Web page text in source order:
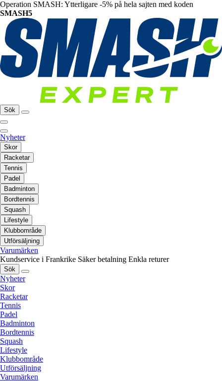
Operation SMASH: Ytterligare -5% på hela sajten med koden
SMASH5
Sök
Nyheter
Skor
Racketar
Tennis
Padel
Badminton
Bordtennis
Squash
Lifestyle
Klubbområde
Utförsäljning
Varumärken
Kundservice i Frankrike Säker betalning Enkla returer
Sök
Nyheter
Skor
Racketar
Tennis
Padel
Badminton
Bordtennis
Squash
Lifestyle
Klubbområde
Utförsäljning
Varumärken